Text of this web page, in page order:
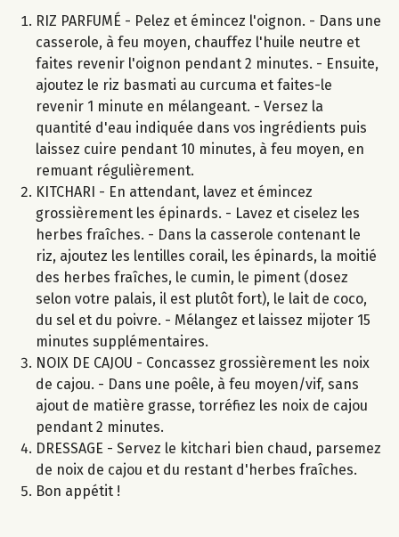
RIZ PARFUMÉ - Pelez et émincez l'oignon. - Dans une
casserole, à feu moyen, chauffez l'huile neutre et
faites revenir l'oignon pendant 2 minutes. - Ensuite,
ajoutez le riz basmati au curcuma et faites-le
revenir 1 minute en mélangeant. - Versez la
quantité d'eau indiquée dans vos ingrédients puis
laissez cuire pendant 10 minutes, à feu moyen, en
remuant régulièrement.
KITCHARI - En attendant, lavez et émincez
grossièrement les épinards. - Lavez et ciselez les
herbes fraîches. - Dans la casserole contenant le
riz, ajoutez les lentilles corail, les épinards, la moitié
des herbes fraîches, le cumin, le piment (dosez
selon votre palais, il est plutôt fort), le lait de coco,
du sel et du poivre. - Mélangez et laissez mijoter 15
minutes supplémentaires.
NOIX DE CAJOU - Concassez grossièrement les noix
de cajou. - Dans une poêle, à feu moyen/vif, sans
ajout de matière grasse, torréfiez les noix de cajou
pendant 2 minutes.
DRESSAGE - Servez le kitchari bien chaud, parsemez
de noix de cajou et du restant d'herbes fraîches.
Bon appétit !